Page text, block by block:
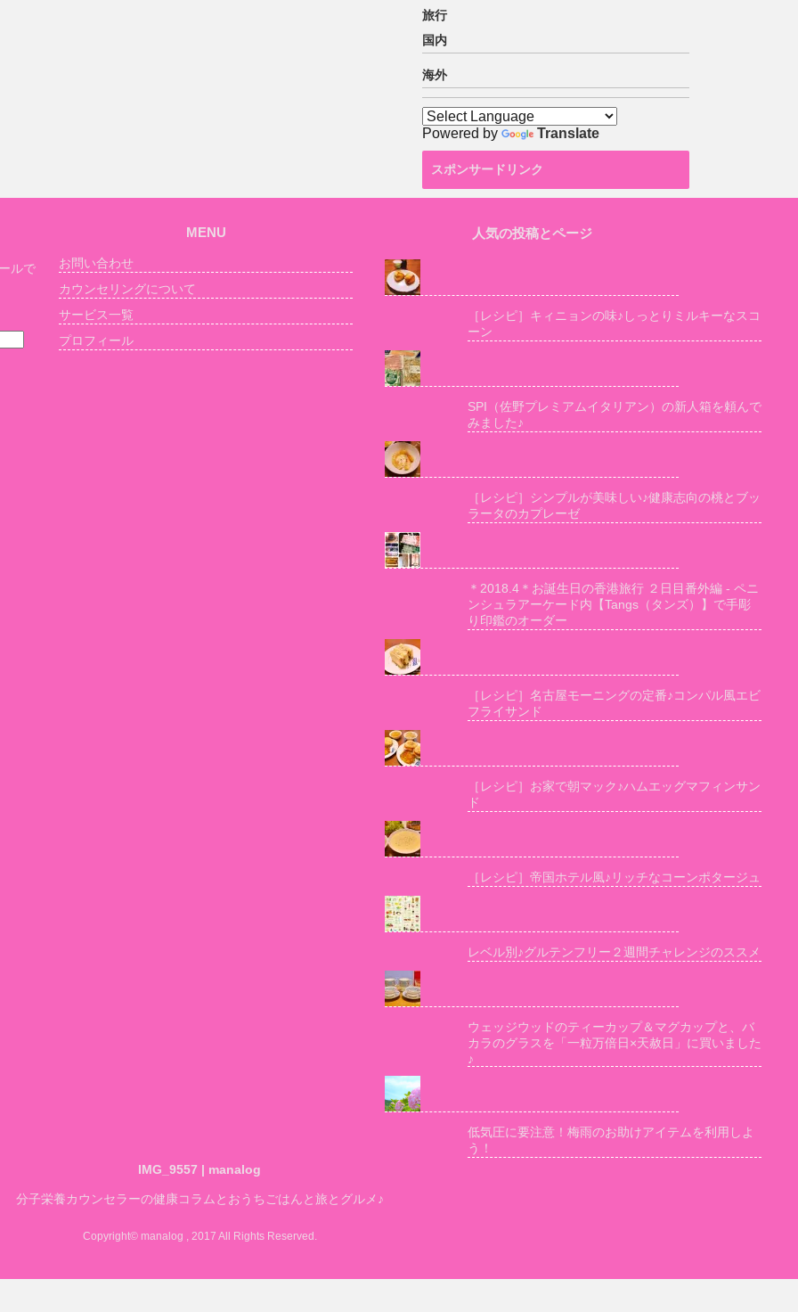
旅行
国内
海外
Powered by Translate
スポンサードリンク
ルで
MENU
お問い合わせ
カウンセリングについて
サービス一覧
プロフィール
人気の投稿とページ
［レシピ］キィニョンの味♪しっとりミルキーなスコ
ーン
SPI（佐野プレミアムイタリアン）の新人箱を頼んで
みました♪
［レシピ］シンプルが美味しい♪健康志向の桃とブッ
ラータのカプレーゼ
＊2018.4＊お誕生日の香港旅行 ２日目番外編 - ペニ
ンシュラアーケード内【Tangs（タンズ）】で手彫
り印鑑のオーダー
［レシピ］名古屋モーニングの定番♪コンパル風エビ
フライサンド
［レシピ］お家で朝マック♪ハムエッグマフィンサン
ド
［レシピ］帝国ホテル風♪リッチなコーンポタージュ
レベル別♪グルテンフリー２週間チャレンジのススメ
ウェッジウッドのティーカップ＆マグカップと、バ
カラのグラスを「一粒万倍日×天赦日」に買いました
♪
低気圧に要注意！梅雨のお助けアイテムを利用しよ
う！
IMG_9557 | manalog
分子栄養カウンセラーの健康コラムとおうちごはんと旅とグルメ♪
Copyright© manalog , 2017 All Rights Reserved.